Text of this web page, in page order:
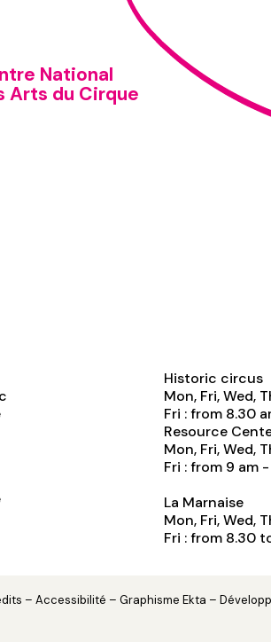
National
Arts du Cirque
Historic circus
Mon, Fri, Wed,
Fri : from 8.30
Resource
Mon, Fri, Wed,
Fri : from 9 am
La Marnaise
Mon, Fri, Wed,
Fri : from 8.30
– Accessibilité – Graphisme Ekta –